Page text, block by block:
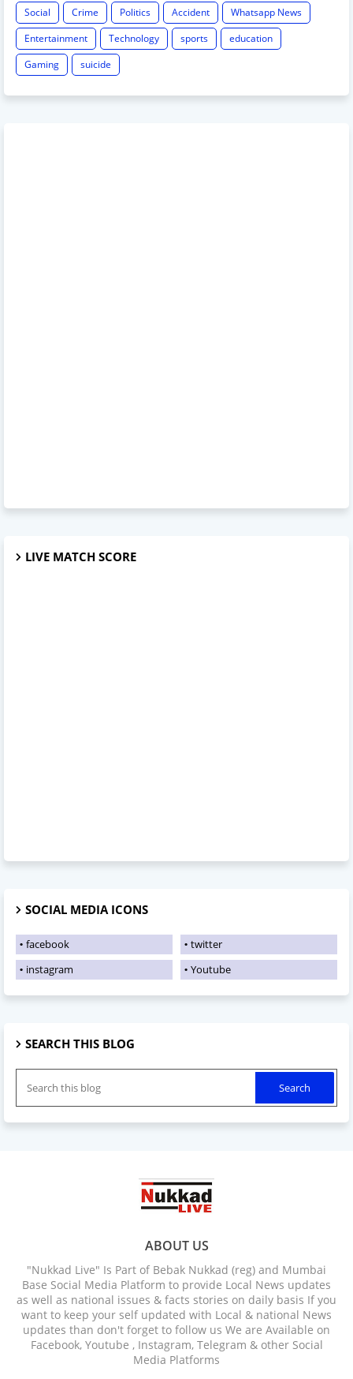
Social Crime Politics Accident
Whatsapp News
Entertainment
Technology sports
education
Gaming
suicide
LIVE MATCH SCORE
SOCIAL MEDIA ICONS
facebook
twitter
instagram
Youtube
SEARCH THIS BLOG
ABOUT US
"Nukkad Live" Is Part of Bebak Nukkad (reg) and Mumbai
Base Social Media Platform to provide Local News updates
as well as national issues & facts stories on daily basis If you
want to keep your self updated with Local & national News
updates than don't forget to follow us We are Available on
Facebook, Youtube , Instagram, Telegram & other Social
Media Platforms